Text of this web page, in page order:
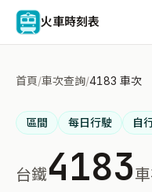
火車時刻表
首頁/車次查詢/4183 車次
區間 每日行駛 自
台鐵4183